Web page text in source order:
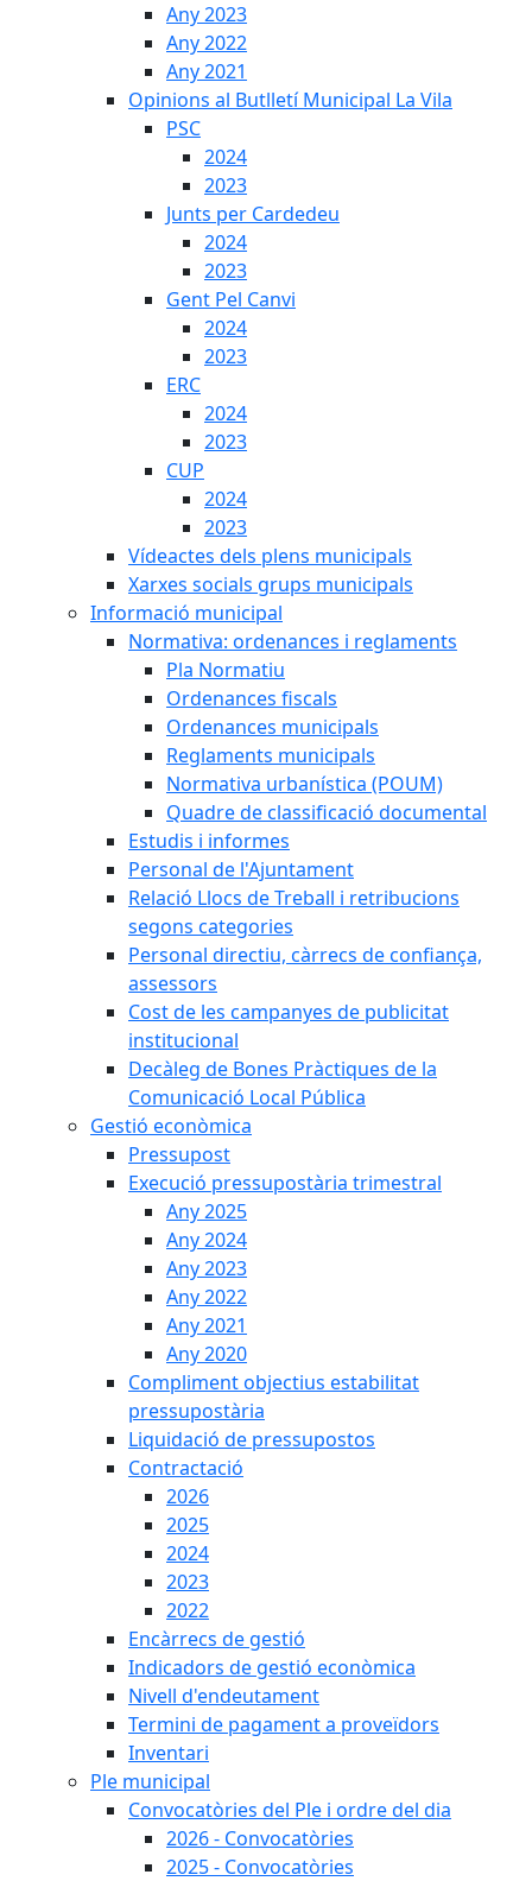
Any 2023
Any 2022
Any 2021
Opinions al Butlletí Municipal La Vila
PSC
2024
2023
Junts per Cardedeu
2024
2023
Gent Pel Canvi
2024
2023
ERC
2024
2023
CUP
2024
2023
Vídeactes dels plens municipals
Xarxes socials grups municipals
Informació municipal
Normativa: ordenances i reglaments
Pla Normatiu
Ordenances fiscals
Ordenances municipals
Reglaments municipals
Normativa urbanística (POUM)
Quadre de classificació documental
Estudis i informes
Personal de l'Ajuntament
Relació Llocs de Treball i retribucions
segons categories
Personal directiu, càrrecs de confiança,
assessors
Cost de les campanyes de publicitat
institucional
Decàleg de Bones Pràctiques de la
Comunicació Local Pública
Gestió econòmica
Pressupost
Execució pressupostària trimestral
Any 2025
Any 2024
Any 2023
Any 2022
Any 2021
Any 2020
Compliment objectius estabilitat
pressupostària
Liquidació de pressupostos
Contractació
2026
2025
2024
2023
2022
Encàrrecs de gestió
Indicadors de gestió econòmica
Nivell d'endeutament
Termini de pagament a proveïdors
Inventari
Ple municipal
Convocatòries del Ple i ordre del dia
2026 - Convocatòries
2025 - Convocatòries